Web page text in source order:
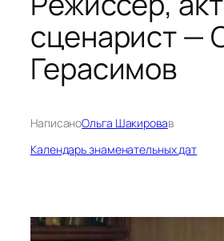
сценарист —
Герасимов
НаписаноОльга Шакировав
Календарь знаменательных дат